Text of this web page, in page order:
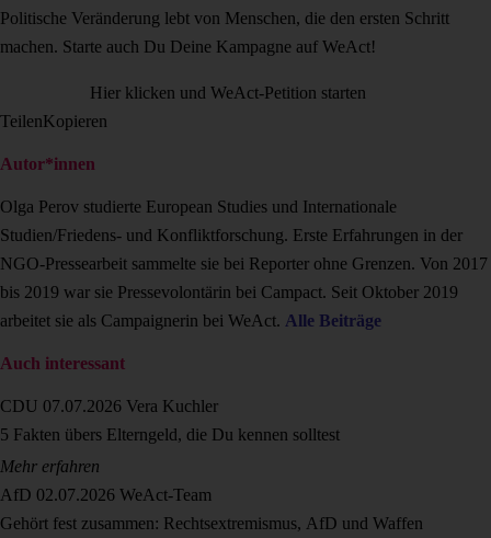
Politische Veränderung lebt von Menschen, die den ersten Schritt
machen. Starte auch Du Deine Kampagne auf WeAct!
Hier klicken und WeAct-Petition starten
TeilenKopieren
Autor*innen
Olga Perov studierte European Studies und Internationale
Studien/Friedens- und Konfliktforschung. Erste Erfahrungen in der
NGO-Pressearbeit sammelte sie bei Reporter ohne Grenzen. Von 2017
bis 2019 war sie Pressevolontärin bei Campact. Seit Oktober 2019
arbeitet sie als Campaignerin bei WeAct. Alle Beiträge
Auch interessant
CDU 07.07.2026 Vera Kuchler
5 Fakten übers Elterngeld, die Du kennen solltest
Mehr erfahren
AfD 02.07.2026 WeAct-Team
Gehört fest zusammen: Rechtsextremismus, AfD und Waffen